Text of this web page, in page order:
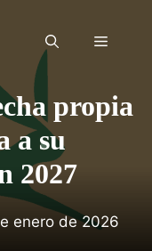
Menú
propia
a su
2027
enero de 2026